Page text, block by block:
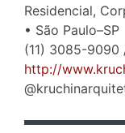
Residencial,
• São Paulo–SP
(11) 3085-9090
http://